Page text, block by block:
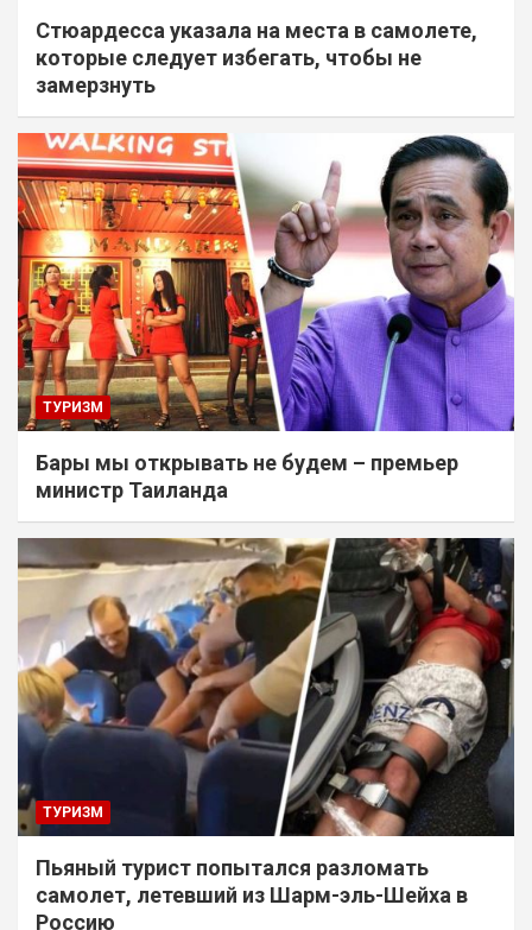
Стюардесса указала на места в самолете,
которые следует избегать, чтобы не
замерзнуть
ТУРИЗМ
Бары мы открывать не будем – премьер
министр Таиланда
ТУРИЗМ
Пьяный турист попытался разломать
самолет, летевший из Шарм-эль-Шейха в
Россию